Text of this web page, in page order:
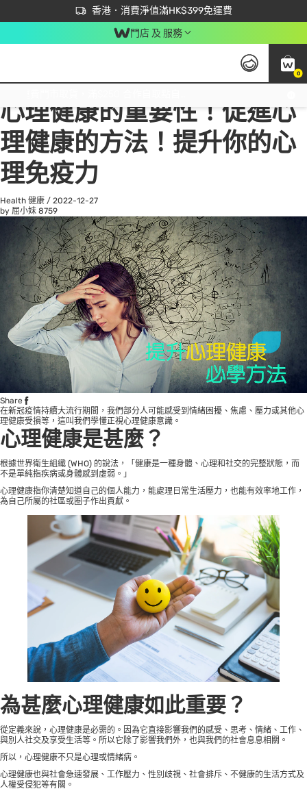
香港．消費淨值滿HK$399免運費
立即成為易賞錢會員盡享獨家優惠
首次APP下單買滿$450 輸入 NEWAPP 即減$50
門店 及 服務
0
All
心理健康的重要性！促進心
理健康的方法！提升你的心
理免疫力
Health 健康 / 2022-12-27
by 屈小妹 8759
Share
在新冠疫情持續大流行期間，我們部分人可能感受到情緒困擾、焦慮、壓力或其他心
理健康受損等，這叫我們學懂正視心理健康意識。
心理健康是甚麼？
根據世界衛生組織 (WHO) 的說法，「健康是一種身體、心理和社交的完整狀態，而
不是單純指疾病或身體感到虛弱。」
心理健康指你清楚知道自己的個人能力，能處理日常生活壓力，也能有效率地工作，
為自己所屬的社區或圈子作出貢獻。
為甚麼心理健康如此重要？
從定義來說，心理健康是必需的。因為它直接影響我們的感受、思考、情緒、工作、
與別人社交及享受生活等。所以它除了影響我們外，也與我們的社會息息相關。
所以，心理健康不只是心理或情緒病。
心理健康也與社會急速發展、工作壓力、性別歧視、社會排斥、不健康的生活方式及
人權受侵犯等有關。